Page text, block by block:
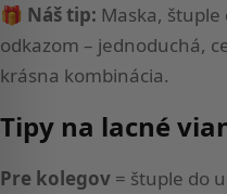
🎁 Náš tip: Maska,
odkazom – jednoduchá,
krásna kombinácia.
Tipy na lacné
Pre kolegov = štuple do